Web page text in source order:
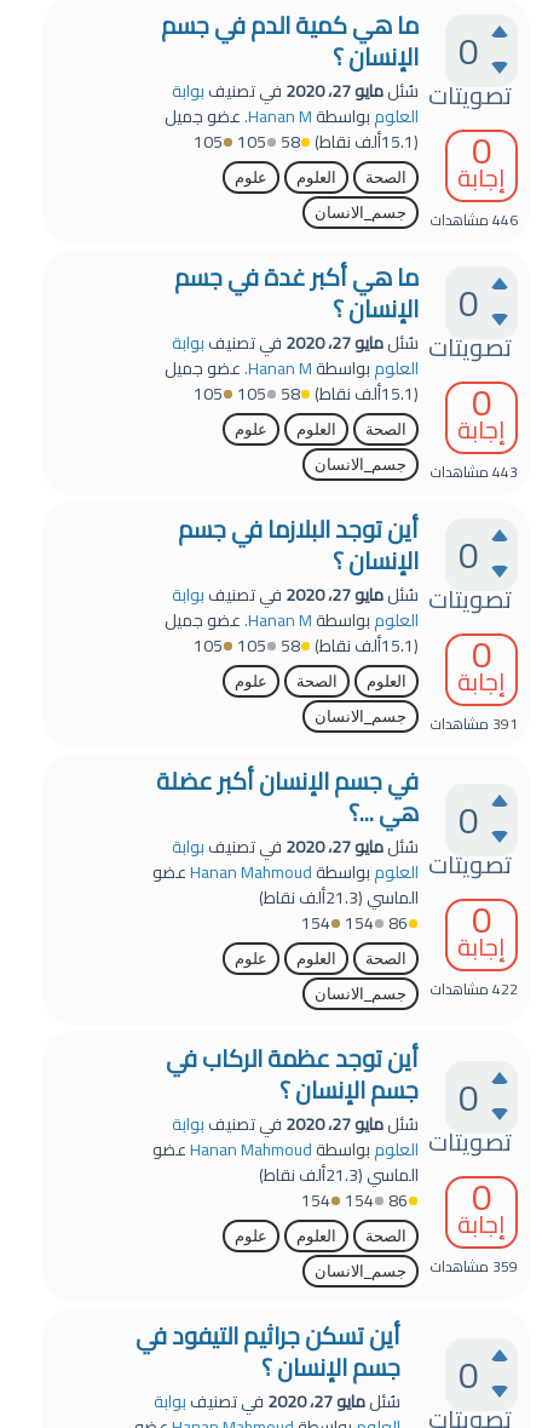
0
تصويتات
0
إجابة
446مشاهدات
ما هي كمية الدم في جسم
الإنسان ؟
سُئلمايو 27، 2020 في تصنيفبوابة
العلومبواسطةHanan M. عضو جميل
(15.1ألف نقاط) 58
105
105
الصحة العلوم
علوم
جسم_الانسان
0
تصويتات
0
إجابة
443مشاهدات
ما هي أكبر غدة في جسم
الإنسان ؟
سُئلمايو 27، 2020 في تصنيفبوابة
العلومبواسطةHanan M. عضو جميل
(15.1ألف نقاط) 58
105
105
الصحة العلوم
علوم
جسم_الانسان
0
تصويتات
0
إجابة
391 مشاهدات
أين توجد البلازما في جسم
الإنسان ؟
سُئلمايو 27، 2020 في تصنيفبوابة
العلومبواسطةHanan M. عضو جميل
(15.1ألف نقاط) 58
105
105
العلوم الصحة
علوم
جسم_الانسان
0
تصويتات
0
إجابة
422مشاهدات
في جسم الإنسان أكبر عضلة
هي ...؟
سُئلمايو 27، 2020 في تصنيفبوابة
العلومبواسطةHanan Mahmoudعضو
الماسي(21.3ألف
نقاط)
86
154
154
الصحة العلوم
علوم
جسم_الانسان
0
تصويتات
0
إجابة
359 مشاهدات
أين توجد عظمة الركاب في
جسم الإنسان ؟
سُئلمايو 27، 2020 في تصنيفبوابة
العلومبواسطةHanan Mahmoudعضو
الماسي(21.3ألف
نقاط)
86
154
154
الصحة العلوم
علوم
جسم_الانسان
0
تصويتات
أين تسكن جراثيم التيفود في
جسم الإنسان ؟
سُئلمايو 27، 2020 في تصنيفبوابة